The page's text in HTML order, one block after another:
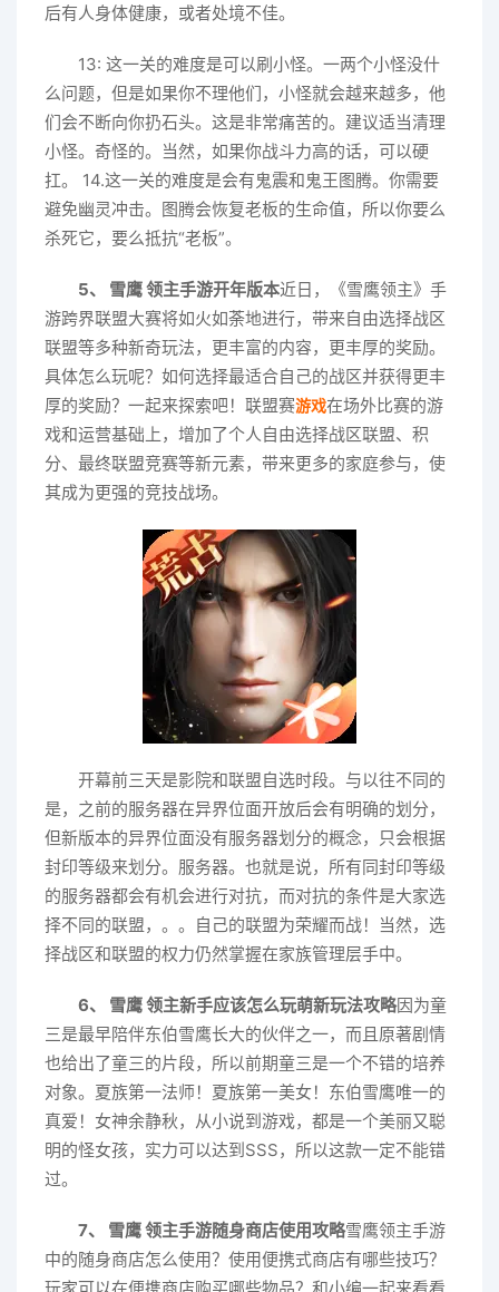
后有人身体健康，或者处境不佳。
13: 这一关的难度是可以刷小怪。一两个小怪没什
么问题，但是如果你不理他们，小怪就会越来越多，他
们会不断向你扔石头。这是非常痛苦的。建议适当清理
小怪。奇怪的。当然，如果你战斗力高的话，可以硬
扛。 14.这一关的难度是会有鬼震和鬼王图腾。你需要
避免幽灵冲击。图腾会恢复老板的生命值，所以你要么
杀死它，要么抵抗“老板”。
5、 雪鹰 领主手游开年版本近日，《雪鹰领主》手
游跨界联盟大赛将如火如荼地进行，带来自由选择战区
联盟等多种新奇玩法，更丰富的内容，更丰厚的奖励。
具体怎么玩呢？如何选择最适合自己的战区并获得更丰
厚的奖励？一起来探索吧！联盟赛游戏在场外比赛的游
戏和运营基础上，增加了个人自由选择战区联盟、积
分、最终联盟竞赛等新元素，带来更多的家庭参与，使
其成为更强的竞技战场。
开幕前三天是影院和联盟自选时段。与以往不同的
是，之前的服务器在异界位面开放后会有明确的划分，
但新版本的异界位面没有服务器划分的概念，只会根据
封印等级来划分。服务器。也就是说，所有同封印等级
的服务器都会有机会进行对抗，而对抗的条件是大家选
择不同的联盟，。。自己的联盟为荣耀而战！当然，选
择战区和联盟的权力仍然掌握在家族管理层手中。
6、 雪鹰 领主新手应该怎么玩萌新玩法攻略因为童
三是最早陪伴东伯雪鹰长大的伙伴之一，而且原著剧情
也给出了童三的片段，所以前期童三是一个不错的培养
对象。夏族第一法师！夏族第一美女！东伯雪鹰唯一的
真爱！女神余静秋，从小说到游戏，都是一个美丽又聪
明的怪女孩，实力可以达到SSS，所以这款一定不能错
过。
7、 雪鹰 领主手游随身商店使用攻略雪鹰领主手游
中的随身商店怎么使用？使用便携式商店有哪些技巧？